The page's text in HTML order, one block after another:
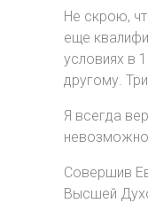
Не скрою,
еще
условиях в
другому.
Я всегда
Совершив
Высшей